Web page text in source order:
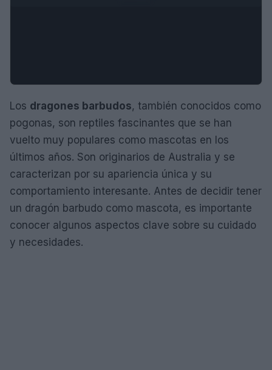
Los dragones barbudos, también conocidos como
pogonas, son reptiles fascinantes que se han
vuelto muy populares como mascotas en los
últimos años. Son originarios de Australia y se
caracterizan por su apariencia única y su
comportamiento interesante. Antes de decidir tener
un dragón barbudo como mascota, es importante
conocer algunos aspectos clave sobre su cuidado
y necesidades.